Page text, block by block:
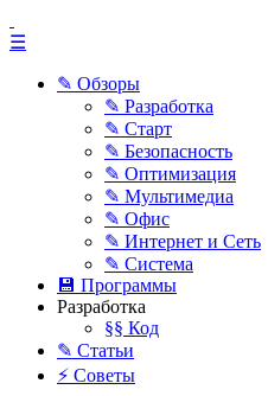
☰
✎ Обзоры
✎ Разработка
✎ Старт
✎ Безопасность
✎ Оптимизация
✎ Мультимедиа
✎ Офис
✎ Интернет и Сеть
✎ Система
💾 Программы
Разработка
§§ Код
✎ Статьи
⚡ Советы